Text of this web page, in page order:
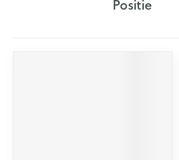
Sorteer op: